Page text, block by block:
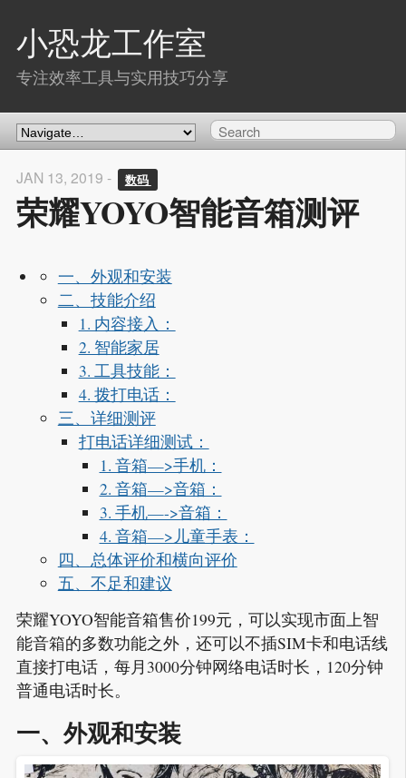
小恐龙工作室
专注效率工具与实用技巧分享
JAN 13, 2019 - 数码
荣耀YOYO智能音箱测评
一、外观和安装
二、技能介绍
1. 内容接入：
2. 智能家居
3. 工具技能：
4. 拨打电话：
三、详细测评
打电话详细测试：
1. 音箱—>手机：
2. 音箱—>音箱：
3. 手机—->音箱：
4. 音箱—>儿童手表：
四、总体评价和横向评价
五、不足和建议
荣耀YOYO智能音箱售价199元，可以实现市面上智
能音箱的多数功能之外，还可以不插SIM卡和电话线
直接打电话，每月3000分钟网络电话时长，120分钟
普通电话时长。
一、外观和安装